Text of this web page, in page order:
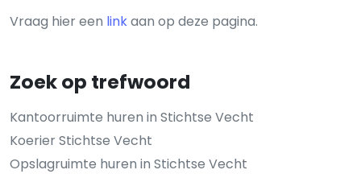
Vraag hier een linkaan op deze pagina.
Zoek op trefwoord
Kantoorruimte huren in Stichtse Vecht
Koerier Stichtse Vecht
Opslagruimte huren in Stichtse Vecht